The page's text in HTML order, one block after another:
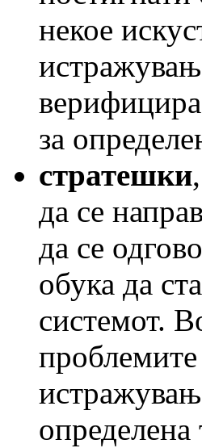
некое
за
стратешки
да се
да се
обука да
системот.
проблемите
определена